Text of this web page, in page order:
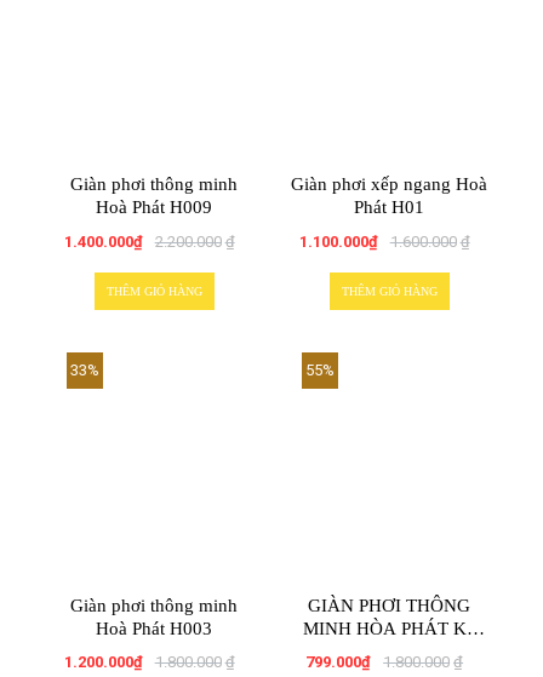
Giàn phơi thông minh
Hoà Phát H009
1.400.000₫ 2.200.000 ₫
THÊM GIỎ HÀNG
Giàn phơi xếp ngang Hoà
Phát H01
1.100.000₫ 1.600.000 ₫
THÊM GIỎ HÀNG
33%
Giàn phơi thông minh
Hoà Phát H003
1.200.000₫ 1.800.000 ₫
55%
GIÀN PHƠI THÔNG
MINH HÒA PHÁT KS
799.000₫ 1.800.000 ₫